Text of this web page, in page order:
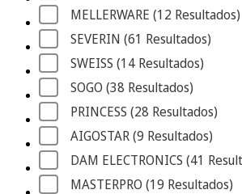
MELLERWARE (12 Resultados)
SEVERIN (61 Resultados)
SWEISS (14 Resultados)
SOGO (38 Resultados)
PRINCESS (28 Resultados)
AIGOSTAR (9 Resultados)
DAM ELECTRONICS (41
MASTERPRO (19 Resultados)